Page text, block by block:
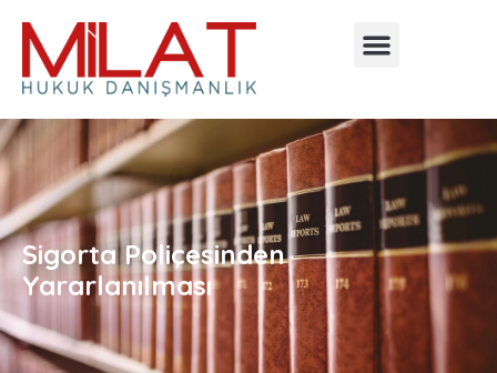
Sigorta Poliçesinden
Yararlanılması